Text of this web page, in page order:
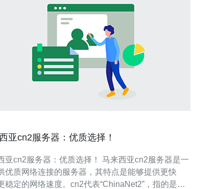
亚cn2服务器：优质选择！
服务器：优质选择！ 马来西亚cn2服务器是一
优质网络连接的服务器，其特点是能够提供更快
稳定的网络速度。cn2代表“ChinaNet2”，指的是中